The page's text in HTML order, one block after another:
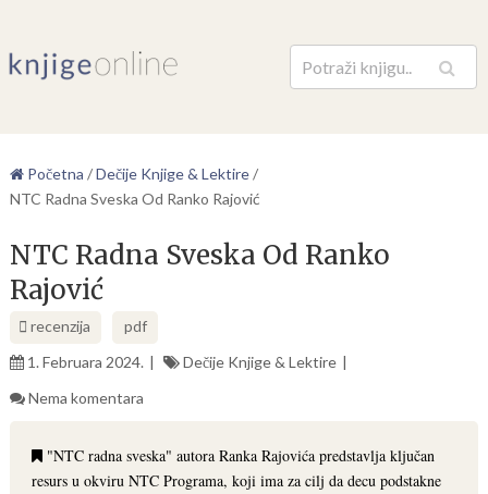
Pretraga
Početna /Dečije Knjige & Lektire/
NTC Radna Sveska Od Ranko Rajović
NTC Radna Sveska Od Ranko
Rajović
recenzija
pdf
1. Februara 2024.
Dečije Knjige & Lektire
Nema komentara
"NTC radna sveska" autora Ranka Rajovića predstavlja ključan
resurs u okviru NTC Programa, koji ima za cilj da decu podstakne